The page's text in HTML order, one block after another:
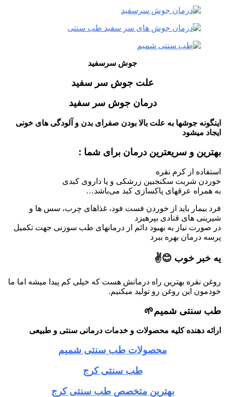
جوش‌ سرسفید
علت جوش سر سفید
درمان جوش سر سفید
اینگونه جوشها به علت بالا بودن صفرای بدن و آلودگی های خونی
ایجاد میشود
بهترین و سریعترین درمان برای شما :
استفاده از کرم نقره
خوردن شربت سکنجبین زرشکی و یا داروی کبدی
به همراه عرقهای پاکسازی کبد می‌باشد…
فرد بیمار باید از خوردن فست فود، غذاهای چرب، سس ها و
شیرینی های قنادی بپرهیزد
در صورت نیاز به بهبود دائم از درمانهای طب سوزنی جهت تکمیل
پرسه درمان بهره ببرد
یه خبر خوب 😊✌
روغن نقره بهترین راه درمانش هست که خیلی کم پیدا میشه اما ما
خودمون این روغن رو تولید میکنیم.
طب سنتی شمیم🌱
ارائه دهنده کلیه محصولات و خدمات درمانی سنتی و طبیعی
محصولات طب سنتی شمیم
طب سنتی کرج
بهترین متخصص طب سنتی کرج